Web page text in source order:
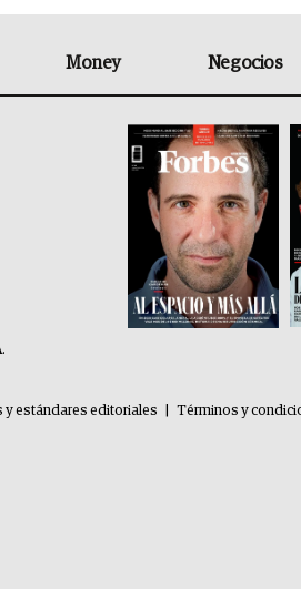
Money Negocios
y estándares editoriales Términos y